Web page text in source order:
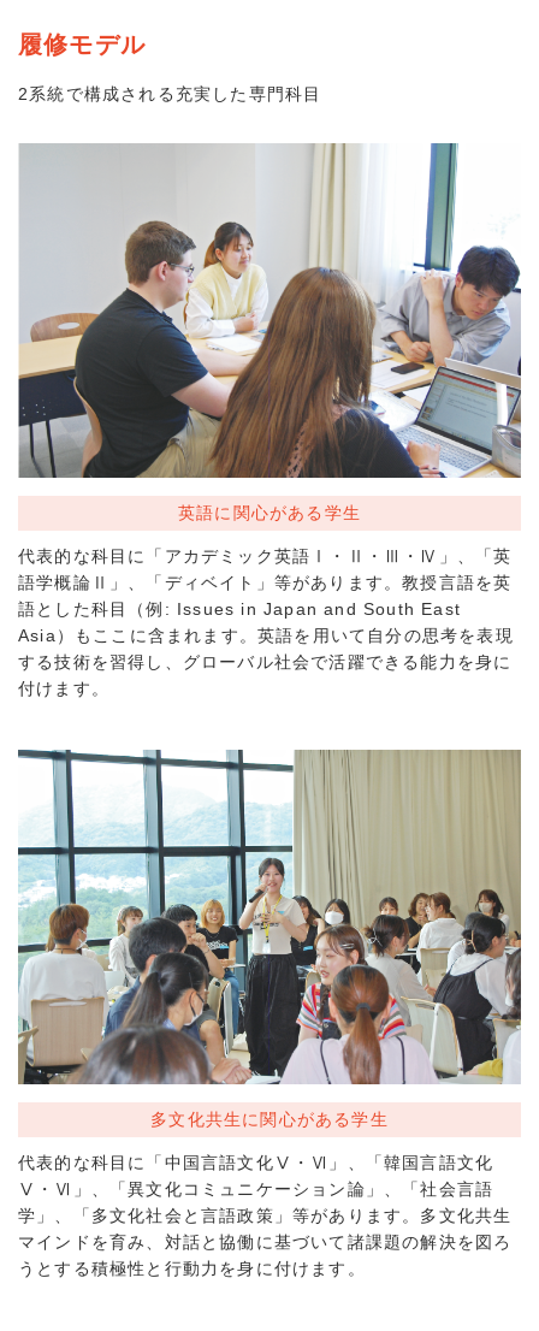
履修モデル
2系統で構成される充実した専門科目
英語に関心がある学生
代表的な科目に「アカデミック英語Ⅰ・Ⅱ・Ⅲ・Ⅳ」、「英
語学概論Ⅱ」、「ディベイト」等があります。教授言語を英
語とした科目（例: Issues in Japan and South East
Asia）もここに含まれます。英語を用いて自分の思考を表現
する技術を習得し、グローバル社会で活躍できる能力を身に
付けます。
多文化共生に関心がある学生
代表的な科目に「中国言語文化Ⅴ・Ⅵ」、「韓国言語文化
Ⅴ・Ⅵ」、「異文化コミュニケーション論」、「社会言語
学」、「多文化社会と言語政策」等があります。多文化共生
マインドを育み、対話と協働に基づいて諸課題の解決を図ろ
うとする積極性と行動力を身に付けます。